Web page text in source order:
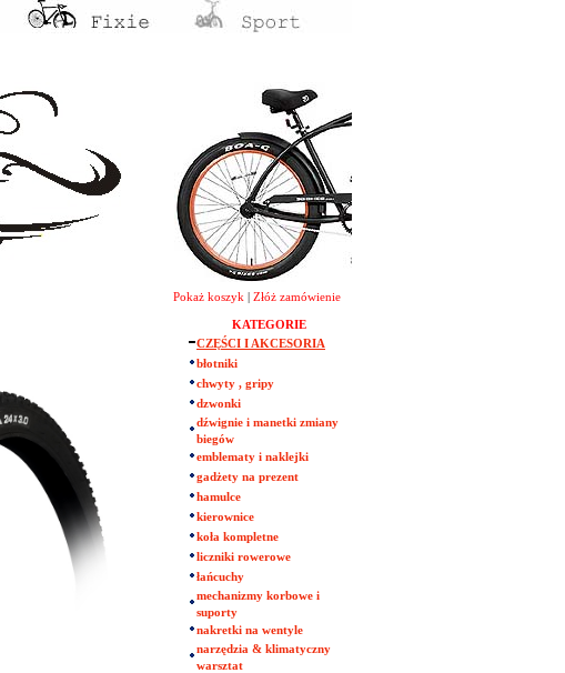
Pokaż koszyk Złóż zamówienie
KATEGORIE
CZĘŚCI I AKCESORIA
błotniki
chwyty , gripy
dzwonki
dźwignie i manetki zmiany
biegów
emblematy i naklejki
gadżety na prezent
hamulce
kierownice
koła kompletne
liczniki rowerowe
łańcuchy
mechanizmy korbowe i
suporty
nakretki na wentyle
narzędzia & klimatyczny
warsztat